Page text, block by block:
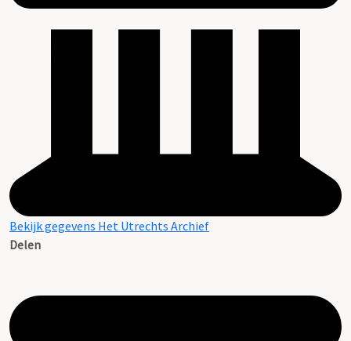
Bekijk gegevens Het Utrechts Archief
Delen